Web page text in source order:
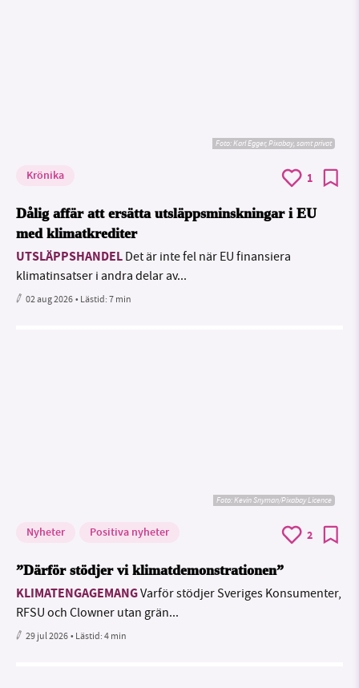
Foto:Karl Egger, Pixabay, samt privat
Krönika 1
Dålig affär att ersätta utsläppsminskningar i EU
med klimatkrediter
UTSLÄPPSHANDEL Det är inte fel när EU finansiera
klimatinsatser i andra delar av...
02 aug 2026• Lästid:7 min
Foto:Kevin Snyman/Pixabay Licence
Nyheter Positiva nyheter 2
”Därför stödjer vi klimatdemonstrationen”
KLIMATENGAGEMANGVarför stödjer Sveriges Konsumenter,
RFSU och Clowner utan grän...
29 jul 2026• Lästid:4 min